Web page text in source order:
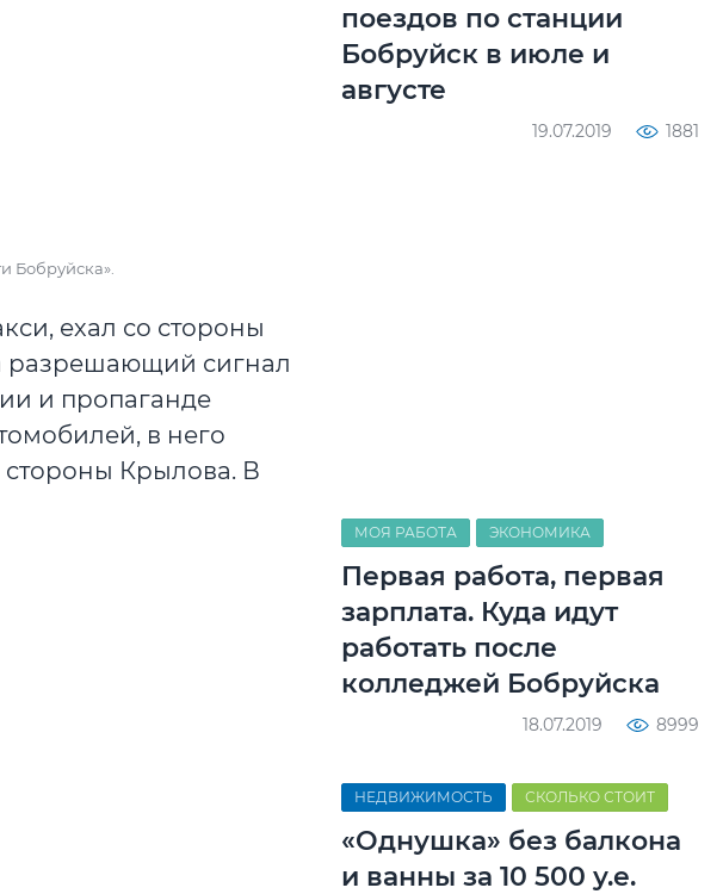
Бобруйска».
ехал со стороны
разрешающий сигнал
и пропаганде
в него
стороны Крылова. В
поездов по станции
Бобруйск в июле и
августе
19.07.2019 1881
МОЯ РАБОТА ЭКОНОМИКА
Первая работа, первая
зарплата. Куда идут
работать после
колледжей Бобруйска
18.07.2019 8999
НЕДВИЖИМОСТЬ СКОЛЬКО СТОИТ
«Однушка» без балкона
и ванны за 10 500 у.е.